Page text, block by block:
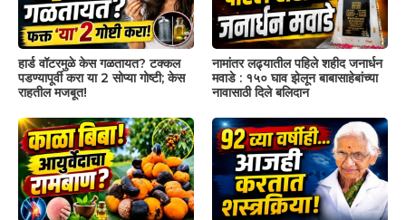
हार्ड वॉटरमुळे केस गळतायत? टक्कल
पडण्यापूर्वी करा या 2 सोप्या गोष्टी; केस
राहतील मजबूत!
नामांतर लढ्यातील पहिले शहीद जनार्धन
मवाडे : १५० घाव झेलून बाबासाहेबांच्या
नावासाठी दिले बलिदान